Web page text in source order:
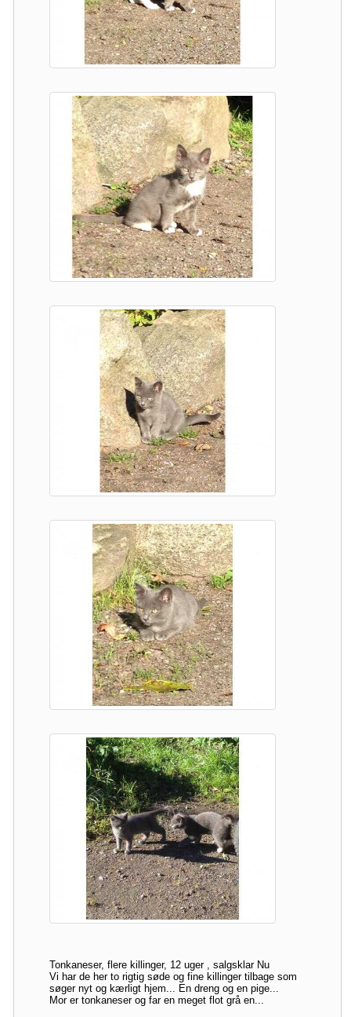
Tonkaneser, flere killinger, 12 uger , salgsklar Nu
Vi har de her to rigtig søde og fine killinger tilbage som
søger nyt og kærligt hjem... En dreng og en pige...
Mor er tonkaneser og far en meget flot grå en...